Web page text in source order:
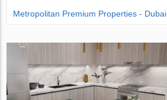
Metropolitan Premium Properties - Dubai